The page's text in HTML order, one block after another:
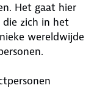
Het gaat hier
zich in het
wereldwijde